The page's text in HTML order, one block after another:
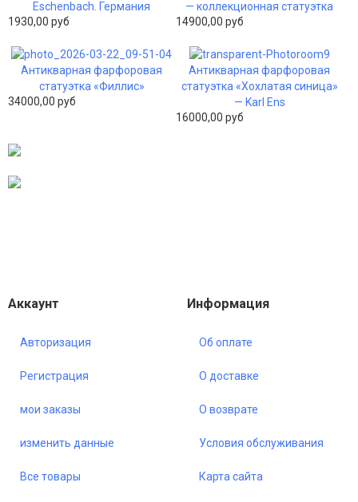
Eschenbach. Германия
1930,00 руб
— коллекционная статуэтка
14900,00 руб
Антикварная фарфоровая
статуэтка «Филлис»
34000,00 руб
Антикварная фарфоровая
статуэтка «Хохлатая синица»
— Karl Ens
16000,00 руб
Аккаунт
Авторизация
Регистрация
мои заказы
изменить данные
Все товары
Информация
Об оплате
О доставке
О возврате
Условия обслуживания
Карта сайта